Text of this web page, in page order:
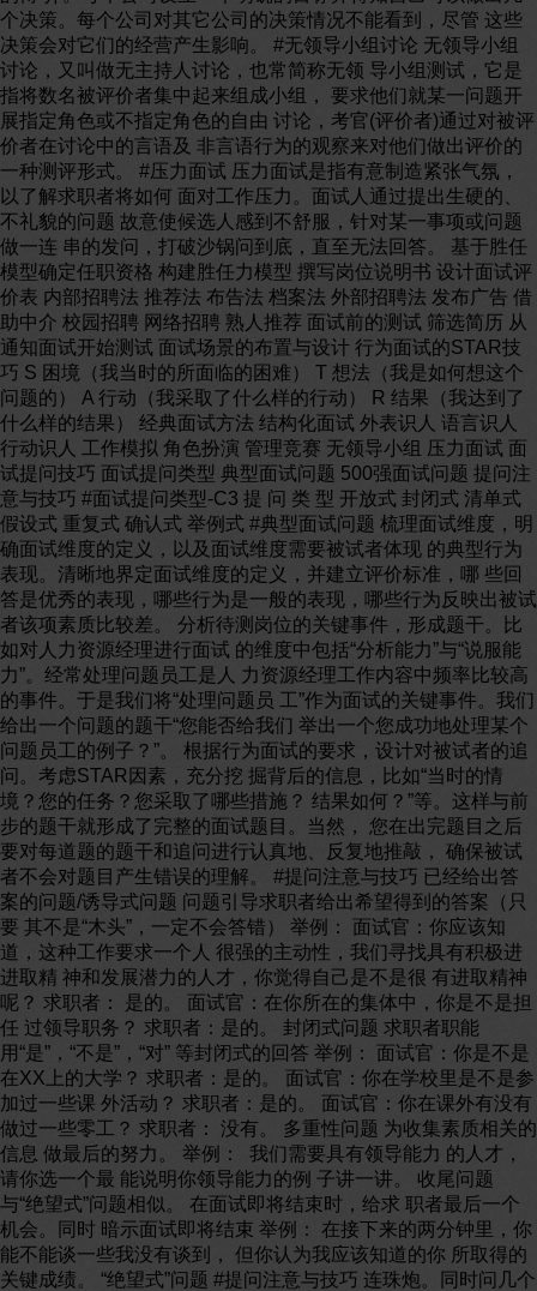
个决策。每个公司对其它公司的决策情况不能看到，尽管 这些
决策会对它们的经营产生影响。 #无领导小组讨论 无领导小组
讨论，又叫做无主持人讨论，也常简称无领 导小组测试，它是
指将数名被评价者集中起来组成小组， 要求他们就某一问题开
展指定角色或不指定角色的自由 讨论，考官(评价者)通过对被评
价者在讨论中的言语及 非言语行为的观察来对他们做出评价的
一种测评形式。 #压力面试 压力面试是指有意制造紧张气氛，
以了解求职者将如何 面对工作压力。面试人通过提出生硬的、
不礼貌的问题 故意使候选人感到不舒服，针对某一事项或问题
做一连 串的发问，打破沙锅问到底，直至无法回答。 基于胜任
模型确定任职资格 构建胜任力模型 撰写岗位说明书 设计面试评
价表 内部招聘法 推荐法 布告法 档案法 外部招聘法 发布广告 借
助中介 校园招聘 网络招聘 熟人推荐 面试前的测试 筛选简历 从
通知面试开始测试 面试场景的布置与设计 行为面试的STAR技
巧 S 困境（我当时的所面临的困难） T 想法（我是如何想这个
问题的） A 行动（我采取了什么样的行动） R 结果（我达到了
什么样的结果） 经典面试方法 结构化面试 外表识人 语言识人
行动识人 工作模拟 角色扮演 管理竞赛 无领导小组 压力面试 面
试提问技巧 面试提问类型 典型面试问题 500强面试问题 提问注
意与技巧 #面试提问类型-C3 提 问 类 型 开放式 封闭式 清单式
假设式 重复式 确认式 举例式 #典型面试问题 梳理面试维度，明
确面试维度的定义，以及面试维度需要被试者体现 的典型行为
表现。清晰地界定面试维度的定义，并建立评价标准，哪 些回
答是优秀的表现，哪些行为是一般的表现，哪些行为反映出被试
者该项素质比较差。 分析待测岗位的关键事件，形成题干。比
如对人力资源经理进行面试 的维度中包括“分析能力”与“说服能
力”。经常处理问题员工是人 力资源经理工作内容中频率比较高
的事件。于是我们将“处理问题员 工”作为面试的关键事件。我们
给出一个问题的题干“您能否给我们 举出一个您成功地处理某个
问题员工的例子？”。 根据行为面试的要求，设计对被试者的追
问。考虑STAR因素，充分挖 掘背后的信息，比如“当时的情
境？您的任务？您采取了哪些措施？ 结果如何？”等。这样与前
步的题干就形成了完整的面试题目。当然， 您在出完题目之后
要对每道题的题干和追问进行认真地、反复地推敲， 确保被试
者不会对题目产生错误的理解。 #提问注意与技巧 已经给出答
案的问题/诱导式问题 问题引导求职者给出希望得到的答案（只
要 其不是“木头”，一定不会答错） 举例： 面试官：你应该知
道，这种工作要求一个人 很强的主动性，我们寻找具有积极进
进取精 神和发展潜力的人才，你觉得自己是不是很 有进取精神
呢？ 求职者： 是的。 面试官：在你所在的集体中，你是不是担
任 过领导职务？ 求职者：是的。 封闭式问题 求职者职能
用“是”，“不是”，“对” 等封闭式的回答 举例： 面试官：你是不是
在XX上的大学？ 求职者：是的。 面试官：你在学校里是不是参
加过一些课 外活动？ 求职者：是的。 面试官：你在课外有没有
做过一些零工？ 求职者： 没有。 多重性问题 为收集素质相关的
信息 做最后的努力。 举例： 我们需要具有领导能力 的人才，
请你选一个最 能说明你领导能力的例 子讲一讲。 收尾问题
与“绝望式”问题相似。 在面试即将结束时，给求 职者最后一个
机会。同时 暗示面试即将结束 举例： 在接下来的两分钟里，你
能不能谈一些我没有谈到， 但你认为我应该知道的你 所取得的
关键成绩。 “绝望式”问题 #提问注意与技巧 连珠炮。同时问几个